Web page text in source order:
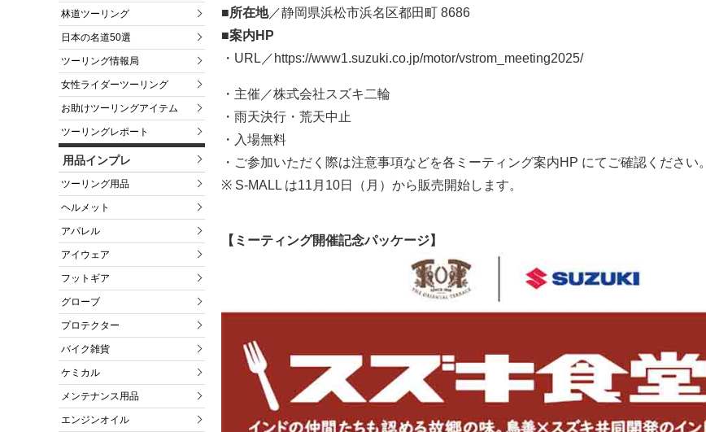
林道ツーリング
日本の名道50選
ツーリング情報局
女性ライダーツーリング
お助けツーリングアイテム
ツーリングレポート
用品インプレ
ツーリング用品
ヘルメット
アパレル
アイウェア
フットギア
グローブ
プロテクター
バイク雑貨
ケミカル
メンテナンス用品
エンジンオイル
■所在地／静岡県浜松市浜名区都田町 8686
■案内HP
・URL／https://www1.suzuki.co.jp/motor/vstrom_meeting2025/
・主催／株式会社スズキ二輪
・雨天決行・荒天中止
・入場無料
・ご参加いただく際は注意事項などを各ミーティング案内HP にてご確認ください。
※ S-MALL は11月10日（月）から販売開始します。
【ミーティング開催記念パッケージ】